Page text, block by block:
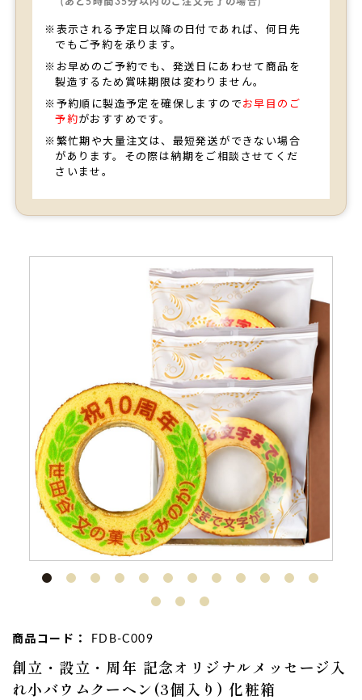
※表示される予定日以降の日付であれば、何日先
でもご予約を承ります。
※お早めのご予約でも、発送日にあわせて商品を
製造するため賞味期限は変わりません。
※予約順に製造予定を確保しますので お早目のご
予約がおすすめです。
※繁忙期や大量注文は、最短発送ができない場合
があります。その際は納期をご相談させてくだ
さいませ。
商品コード： FDB-C009
創立・設立・周年 記念オリジナルメッセージ入
れ小バウムクーヘン(3個入り) 化粧箱